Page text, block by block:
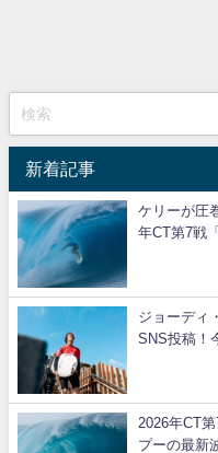
新着記事
ケリーが圧
年CT第7戦
ジョーディ
SNS投稿！
2026年CT
プーの最新